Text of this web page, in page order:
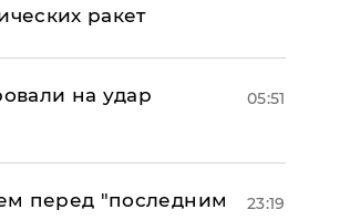
ракет
на удар
05:51
перед "последним
23:19